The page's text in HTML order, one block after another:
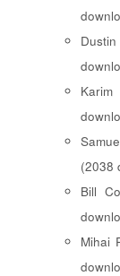
(2038
Bill
Mihai